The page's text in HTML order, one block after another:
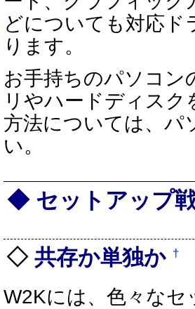
どについても対応ド
ります。
お手持ちのパソコン
リやハードディス
方法については、パ
い。
セットアップ
共存か単独か †
W2Kには、色々な